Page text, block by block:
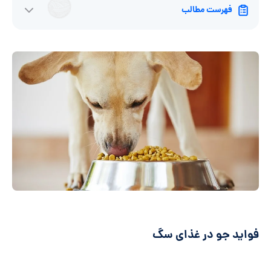
فهرست مطالب
فواید جو در غذای سگ